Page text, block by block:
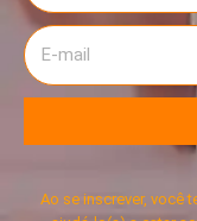
Ao se inscrever, você